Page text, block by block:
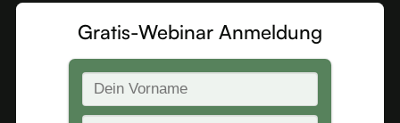
Gratis-Webinar Anmeldung